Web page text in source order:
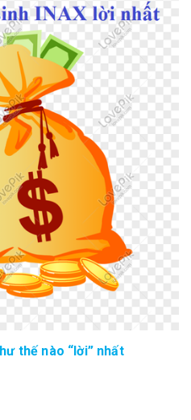
thế nào “lời” nhất